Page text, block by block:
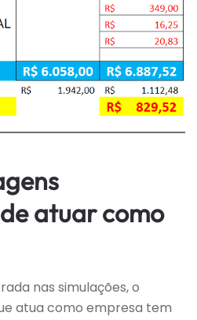
atuar como
nas simulações, o
atua como empresa tem